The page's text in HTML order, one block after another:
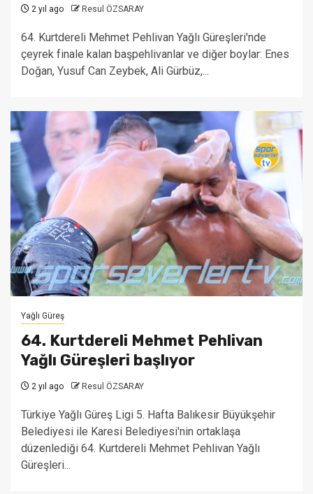
2 yıl ago Resul ÖZSARAY
64. Kurtdereli Mehmet Pehlivan Yağlı Güreşleri'nde
çeyrek finale kalan başpehlivanlar ve diğer boylar: Enes
Doğan, Yusuf Can Zeybek, Ali Gürbüz,...
Yağlı Güreş
64. Kurtdereli Mehmet Pehlivan
Yağlı Güreşleri başlıyor
2 yıl ago Resul ÖZSARAY
Türkiye Yağlı Güreş Ligi 5. Hafta Balıkesir Büyükşehir
Belediyesi ile Karesi Belediyesi'nin ortaklaşa
düzenlediği 64. Kurtdereli Mehmet Pehlivan Yağlı
Güreşleri...